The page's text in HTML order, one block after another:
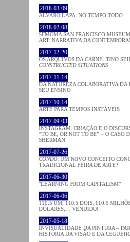
2018-03-09
ÁLVARO LAPA: NO TEMPO TODO
2018-02-08
SFMOMA SAN FRANCISCO
ART: NARRATIVA DA
2017-12-20
OS ARQUIVOS DA CARNE: TINO
CONSTRUCTED SITUATIONS
2017-11-14
DA NATUREZA COLABORATIVA DA
SEU ENSINO
2017-10-14
ARTE PARA TEMPOS INSTÁVEIS
2017-09-03
INSTAGRAM: CRIAÇÃO E O
“TO BE, OR NOT TO BE” – O CASO
SHERMAN
2017-07-26
CONDO: UM NOVO CONCEITO
TRADICIONAL FEIRA DE ARTE?
2017-06-30
"LEARNING FROM CAPITALISM"
2017-06-06
110.5 UM, 110.5 DOIS, 110.5
DÓLARES,… VENDIDO!
2017-05-18
INVISUALIDADE DA PINTURA –
HISTÓRIA DA VISÃO E DA